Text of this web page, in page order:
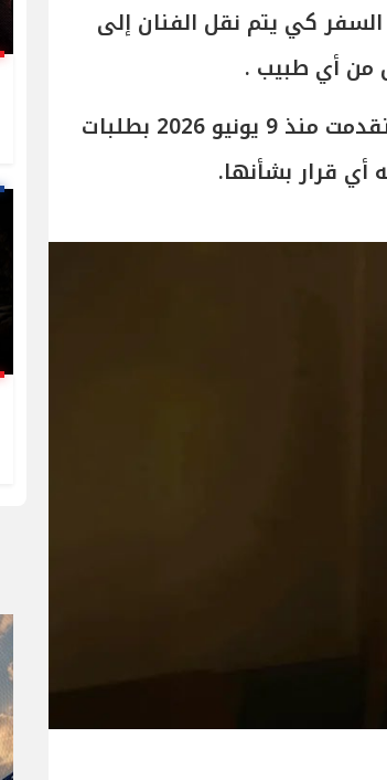
كي يتم نقل الفنان إلى
يذكر أن المحامية أماتا مبارك، كانت قد تقدمت منذ 9 يونيو 2026 بطلبات
أي قرار بشأنها.